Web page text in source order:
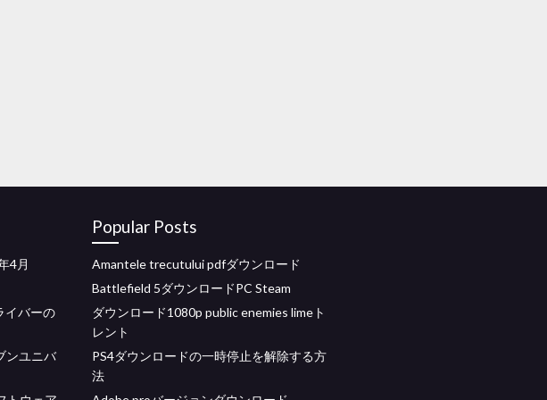
4月
イバーの
ンユニバ
Popular Posts
Amantele trecutului pdfダウンロード
Battlefield 5ダウンロードPC Steam
ダウンロード1080p public enemies limeト
レント
PS4ダウンロードの一時停止を解除する方
法